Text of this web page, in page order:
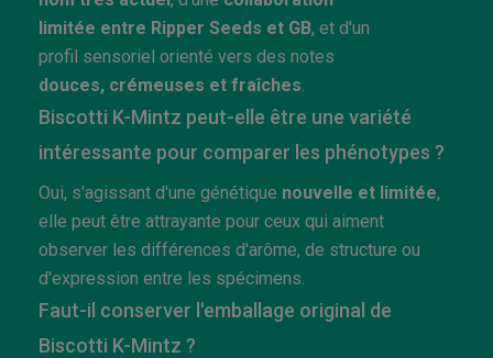
limitée entre Ripper Seeds et GB, et d'un
profil sensoriel orienté vers des notes
douces, crémeuses et fraîches
Biscotti K-Mintz peut-elle être une variété
intéressante pour comparer les phénotypes ?
Oui, s'agissant d'une génétique nouvelle et limitée,
elle peut être attrayante pour ceux qui aiment
observer les différences d'arôme, de structure ou
d'expression entre les spécimens.
Faut-il conserver l'emballage original de
Biscotti K-Mintz ?